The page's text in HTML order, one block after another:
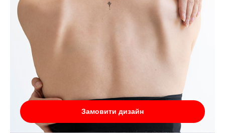
Замовити дизайн